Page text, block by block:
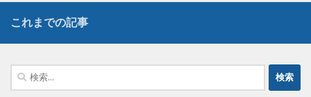
これまでの記事
検
索: